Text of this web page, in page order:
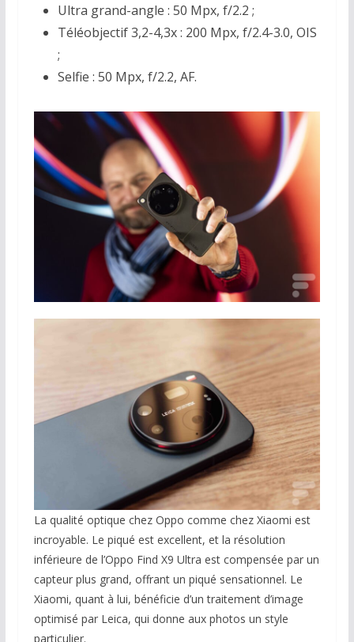
Ultra grand-angle : 50 Mpx, f/2.2 ;
Téléobjectif 3,2-4,3x : 200 Mpx, f/2.4-3.0, OIS
;
Selfie : 50 Mpx, f/2.2, AF.
La qualité optique chez Oppo comme chez Xiaomi est
incroyable. Le piqué est excellent, et la résolution
inférieure de l’Oppo Find X9 Ultra est compensée par un
capteur plus grand, offrant un piqué sensationnel. Le
Xiaomi, quant à lui, bénéficie d’un traitement d’image
optimisé par Leica, qui donne aux photos un style
particulier.